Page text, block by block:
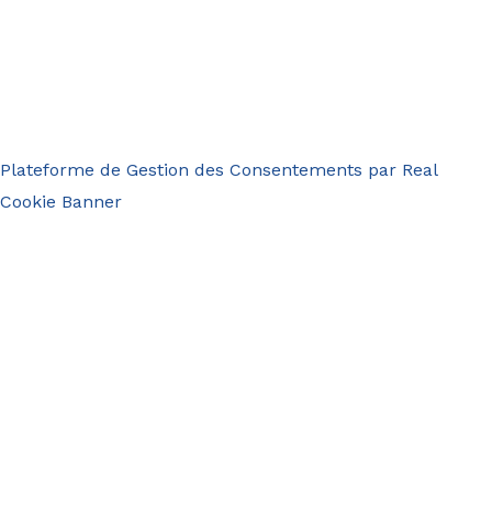
Plateforme de Gestion des Consentements par Real
Cookie Banner